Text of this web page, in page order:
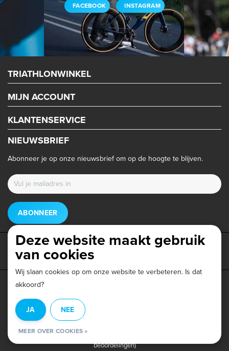
FACEBOOK INSTAGRAM
TRIATHLONWINKEL
MIJN ACCOUNT
KLANTENSERVICE
NIEUWSBRIEF
Abonneer je op onze nieuwsbrief om op de hoogte te blijven.
ABONNEER
Privacy beleid
© Copyright 2026 - Triathlonwinkel.nl | Realisatie
Beoordeling opWebwinkel Keur
beoordelingen)
Deze website maakt gebruik
van cookies
Wij slaan cookies op om onze website te verbeteren. Is dat
akkoord?
JA NEE
MEER OVER COOKIES »